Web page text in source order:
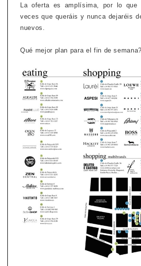
La oferta es amplísima, por lo que
veces que queráis y nunca dejaréis
nuevos.
Qué mejor plan para el fin de